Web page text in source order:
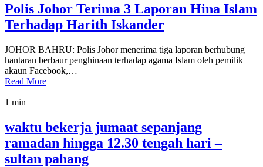
Polis Johor Terima 3 Laporan Hina Islam
Terhadap Harith Iskander
JOHOR BAHRU: Polis Johor menerima tiga laporan berhubung
hantaran berbaur penghinaan terhadap agama Islam oleh pemilik
akaun Facebook,…
Read More
1 min
waktu bekerja jumaat sepanjang
ramadan hingga 12.30 tengah hari –
sultan pahang